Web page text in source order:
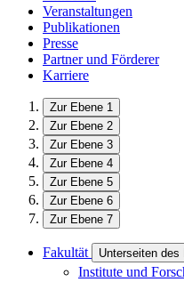
Veranstaltungen
Publikationen
Presse
Partner und Förderer
Karriere
Zur Ebene 1
Zur Ebene 2
Zur Ebene 3
Zur Ebene 4
Zur Ebene 5
Zur Ebene 6
Zur Ebene 7
Fakultät Unterseiten
Institute und